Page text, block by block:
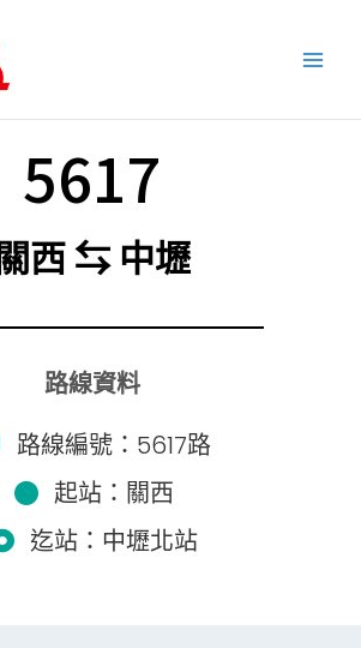
5617
關西 ⇆ 中壢
路線資料
路線編號：5617路
起站：關西
迄站：中壢北站